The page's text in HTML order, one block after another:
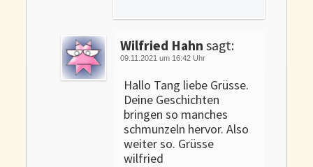
Wilfried Hahn sagt:
09.11.2021 um 16:42 Uhr
Hallo Tang liebe Grüsse.
Deine Geschichten
bringen so manches
schmunzeln hervor. Also
weiter so. Grüsse
wilfried